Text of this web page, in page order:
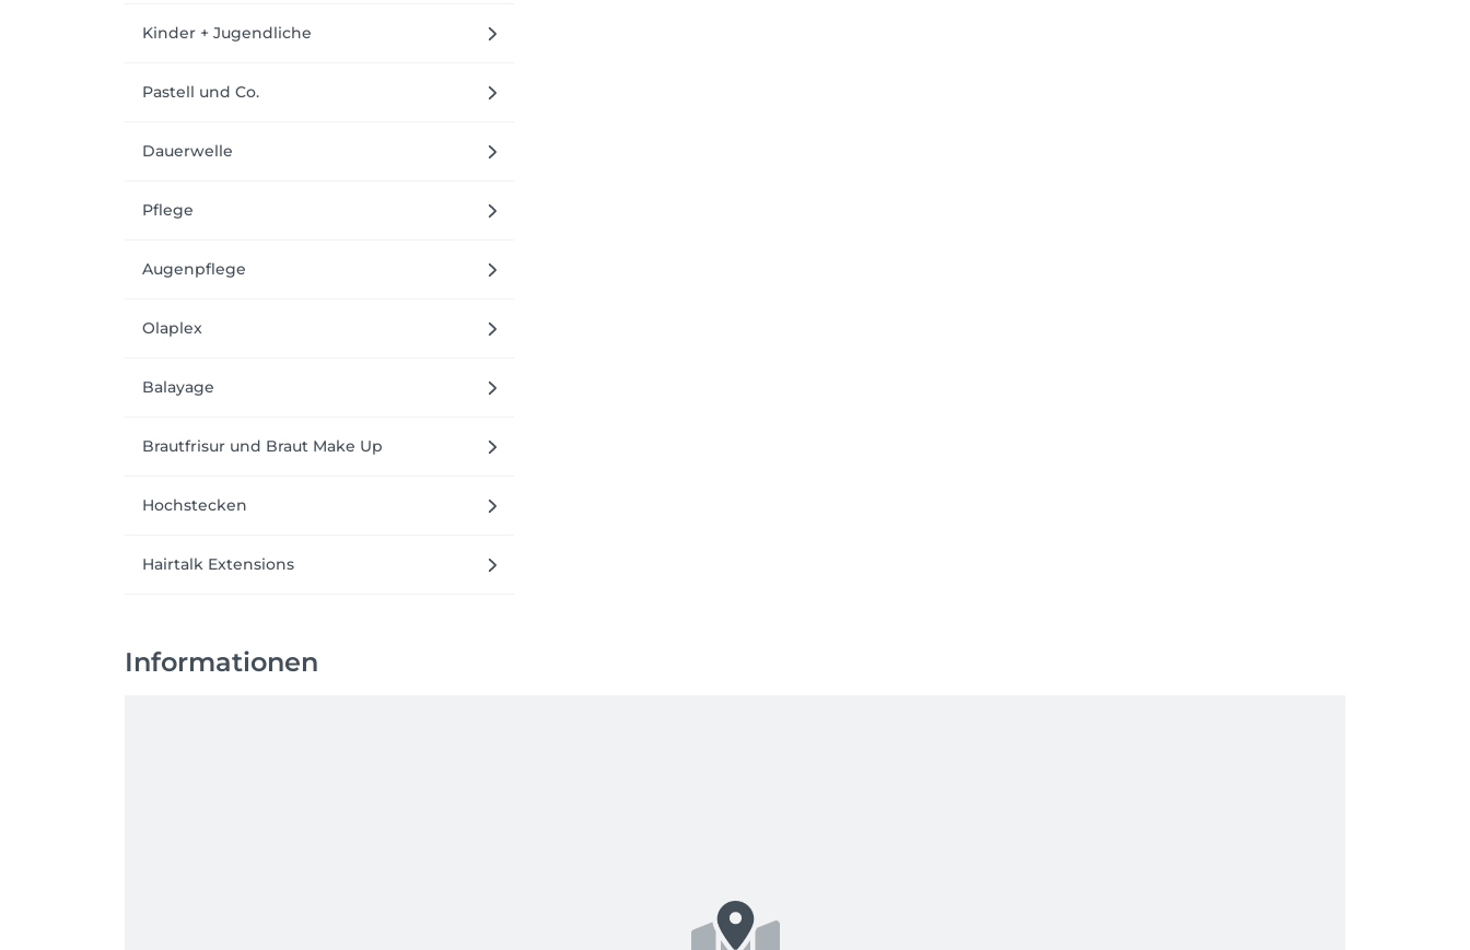
Kinder + Jugendliche
Pastell und Co.
Dauerwelle
Pflege
Augenpflege
Olaplex
Balayage
Brautfrisur und Braut Make Up
Hochstecken
Hairtalk Extensions
Informationen